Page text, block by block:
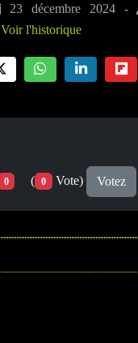
23 décembre 2024-
Voir l'historique
0 ( 0 Vote) Votez